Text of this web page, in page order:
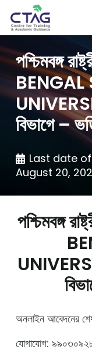
পশ্চিমবঙ্গ
BENGAL
বিভাগে –
Last date
August 20,
পশ্চিমবঙ্গ
অনলাইন আবেদনের
যোগাযোগ: